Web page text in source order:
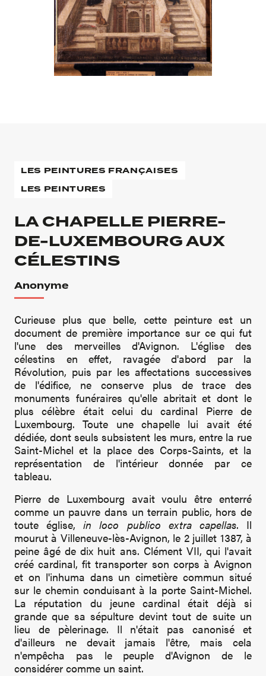
LES PEINTURES FRANÇAISES
LES PEINTURES
LA CHAPELLE PIERRE-
DE-LUXEMBOURG AUX
CÉLESTINS
Anonyme
Curieuse plus que belle, cette peinture est un
document de première importance sur ce qui fut
l'une des merveilles d'Avignon. L'église des
célestins en effet, ravagée d'abord par la
Révolution, puis par les affectations successives
de l'édifice, ne conserve plus de trace des
monuments funéraires qu'elle abritait et dont le
plus célèbre était celui du cardinal Pierre de
Luxembourg. Toute une chapelle lui avait été
dédiée, dont seuls subsistent les murs, entre la rue
Saint-Michel et la place des Corps-Saints, et la
représentation de l'intérieur donnée par ce
tableau.
Pierre de Luxembourg avait voulu être enterré
comme un pauvre dans un terrain public, hors de
toute église,in loco publico extra capellas. Il
mourut à Villeneuve-lès-Avignon, le 2 juillet 1387, à
peine âgé de dix huit ans. Clément VII, qui l'avait
créé cardinal, fit transporter son corps à Avignon
et on l'inhuma dans un cimetière commun situé
sur le chemin conduisant à la porte Saint-Michel.
La réputation du jeune cardinal était déjà si
grande que sa sépulture devint tout de suite un
lieu de pèlerinage. Il n'était pas canonisé et
d'ailleurs ne devait jamais l'être, mais cela
n'empêcha pas le peuple d'Avignon de le
considérer comme un saint.